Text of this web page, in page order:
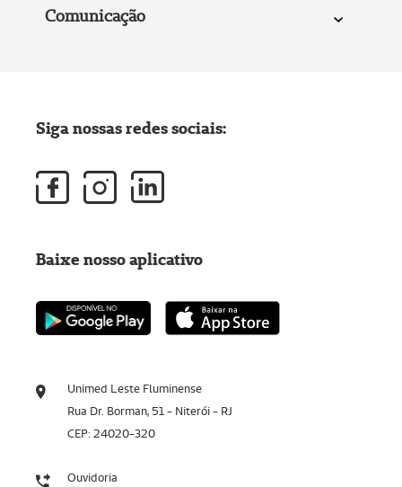
Comunicação
Unimed Leste Fluminense
Rua Dr. Borman, 51 - Niterói - RJ
CEP: 24020-320
Ouvidoria
Siga nossas redes sociais:
Baixe nosso aplicativo